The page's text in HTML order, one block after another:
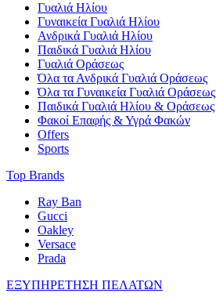
Γυαλιά Ηλίου
Γυναικεία Γυαλιά Ηλίου
Ανδρικά Γυαλιά Ηλίου
Παιδικά Γυαλιά Ηλίου
Γυαλιά Οράσεως
Όλα τα Ανδρικά Γυαλιά Οράσεως
Όλα τα Γυναικεία Γυαλιά Οράσεως
Παιδικά Γυαλιά Ηλίου & Οράσεως
Φακοί Επαφής & Υγρά Φακών
Offers
Sports
Top Brands
Ray Ban
Gucci
Oakley
Versace
Prada
ΕΞΥΠΗΡΕΤΗΣΗ ΠΕΛΑΤΩΝ